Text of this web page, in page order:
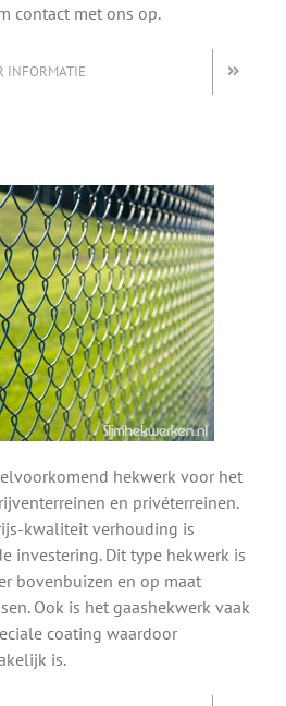
contact met ons op.
INFORMATIE
hekwerk voor het
en privéterreinen.
kwaliteit verhouding is
investering. Dit type hekwerk is
bovenbuizen en op maat
Ook is het gaashekwerk vaak
coating waardoor
is.